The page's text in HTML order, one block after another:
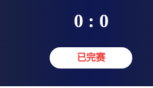
0 : 0
已完赛